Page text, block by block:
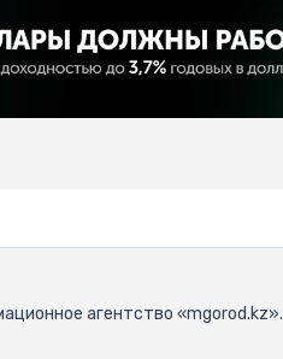
агентство «mgorod.kz».